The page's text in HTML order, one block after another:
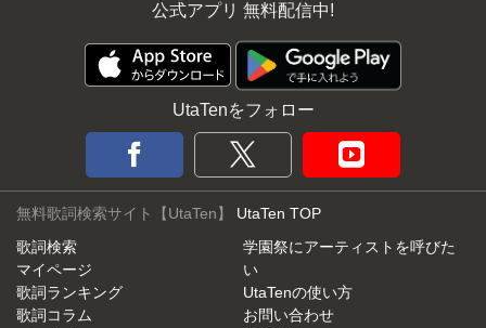
公式アプリ 無料配信中!
UtaTenをフォロー
無料歌詞検索サイト【UtaTen】 UtaTen TOP
歌詞検索
マイページ
歌詞ランキング
歌詞コラム
学園祭にアーティストを呼びた
い
UtaTenの使い方
お問い合わせ